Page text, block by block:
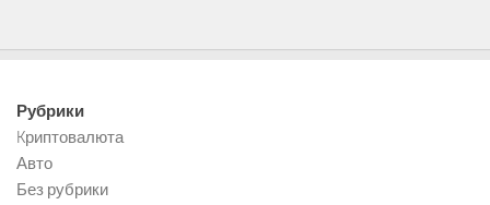
Рубрики
Kриптовалюта
Авто
Без рубрики